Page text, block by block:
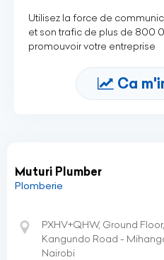
Utilisez la force de
et son trafic de plus de 800
promouvoir votre entreprise
Ca
Muturi Plumber
Plomberie
PXHV+QHW, Ground
Kangundo Road -
Nairobi